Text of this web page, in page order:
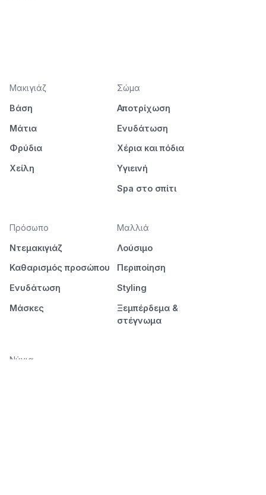
Μακιγιάζ
Βάση
Μάτια
Φρύδια
Χείλη
Σώμα
Αποτρίχωση
Ενυδάτωση
Χέρια και πόδια
Υγιεινή
Spa στο σπίτι
Πρόσωπο
Ντεμακιγιάζ
Καθαρισμός προσώπου
Ενυδάτωση
Μάσκες
Μαλλιά
Λούσιμο
Περιποίηση
Styling
Ξεμπέρδεμα &
στέγνωμα
Νύχια